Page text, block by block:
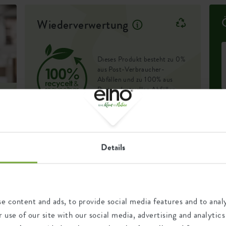
Details
content and ads, to provide social media features and to
of our site with our social media, advertising and
ist besonders
hast du lange Freude an
Wiederverwertung
Dieses Produkt besteht zu 0%
aus Post-Verbraucher-
Abfällen und zu 100% aus
Post-industriellen Abfällen.
99
UV-beständig
frostbeständig